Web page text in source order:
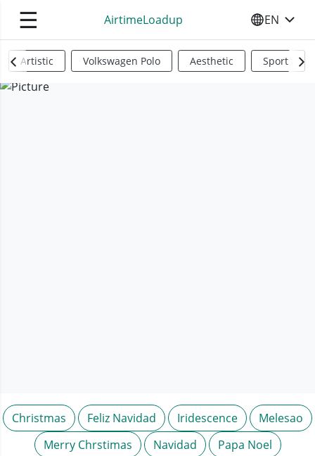
☰ AirtimeLoadup SELECT
EN
Artistic Volkswagen Polo Aesthetic Sports
Christmas Feliz Navidad Iridescence
Melesao
Merry Chrstimas
Navidad
Papa Noel